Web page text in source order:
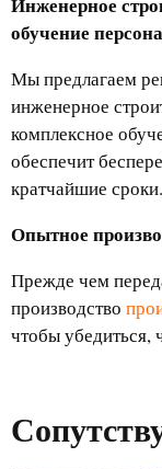
обучение
Мы предлагаем
инженерное
комплексное
обеспечит
кратчайшие сроки.
Опытное
Прежде чем
производство
чтобы убедиться,